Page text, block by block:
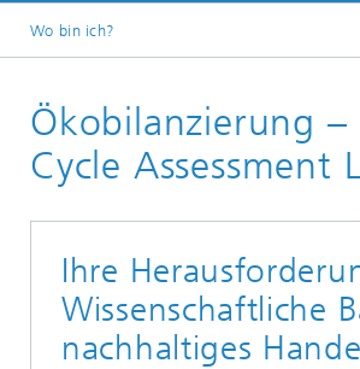
Wo bin ich?
Circular Economy
Ökobilanzierung –
Cycle Assessment
Ihre
Wissenschaftliche
nachhaltiges